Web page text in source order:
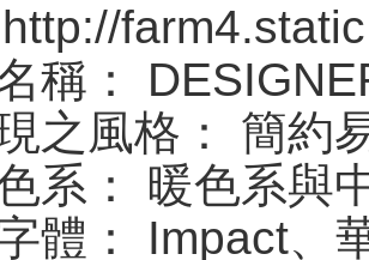
稱：
之風格： 簡約
系： 暖色系與
體： Impact、